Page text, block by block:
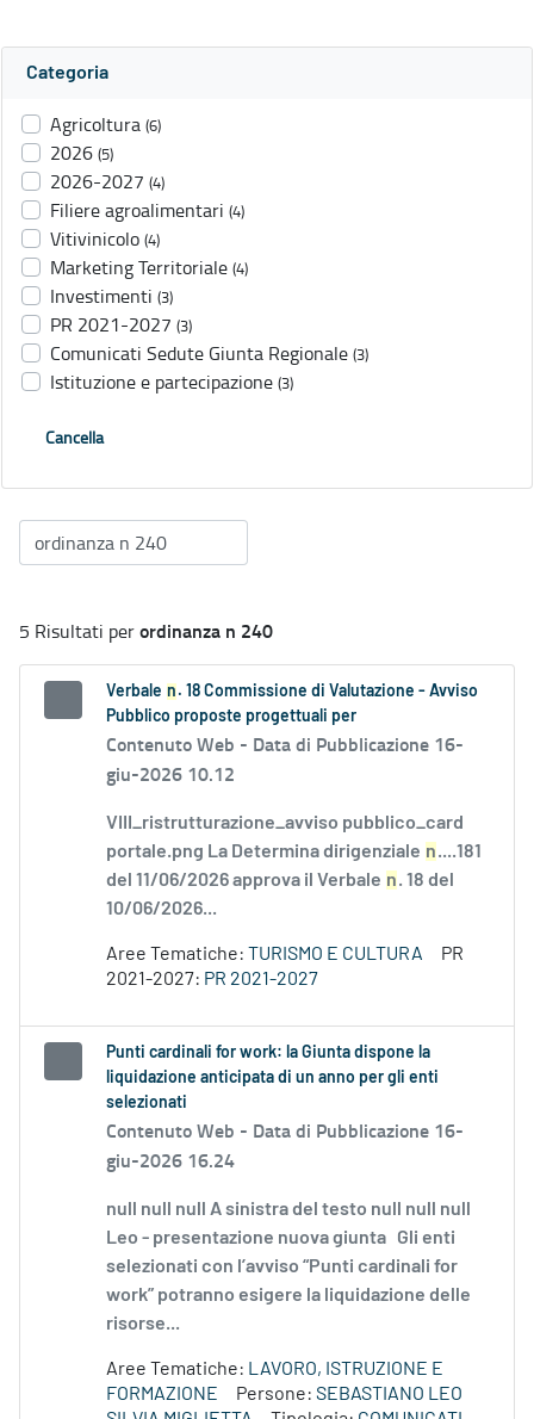
Categoria
Agricoltura (6)
2026 (5)
2026-2027 (4)
Filiere agroalimentari (4)
Vitivinicolo (4)
Marketing Territoriale (4)
Investimenti (3)
PR 2021-2027 (3)
Comunicati Sedute Giunta Regionale (3)
Istituzione e partecipazione (3)
Cancella
5 Risultati perordinanza n 240
Verbale n . 18 Commissione di Valutazione - Avviso
Pubblico proposte progettuali per
Contenuto Web - Data di Pubblicazione 16-
giu-2026 10.12
VIII_ristrutturazione_avviso pubblico_card
portale.png La Determina dirigenziale n....181
del 11/06/2026 approva il Verbale n. 18 del
10/06/2026...
Aree Tematiche: TURISMO E CULTURA
PR
2021-2027: PR 2021-2027
Punti cardinali for work: la Giunta dispone la
liquidazione anticipata di un anno per gli enti
selezionati
Contenuto Web - Data di Pubblicazione 16-
giu-2026 16.24
null null null A sinistra del testo null null null
Leo - presentazione nuova giunta Gli enti
selezionati con l’avviso “Punti cardinali for
work” potranno esigere la liquidazione delle
risorse...
Aree Tematiche: LAVORO, ISTRUZIONE E
FORMAZIONE
Persone: SEBASTIANO LEO